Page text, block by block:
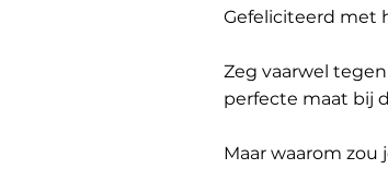
Gefeliciteerd met
Zeg vaarwel
perfecte maat bij
Maar waarom